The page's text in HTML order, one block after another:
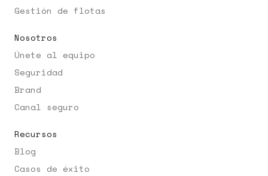
Gestión de flotas
Nosotros
Únete al equipo
Seguridad
Brand
Canal seguro
Recursos
Blog
Casos de éxito